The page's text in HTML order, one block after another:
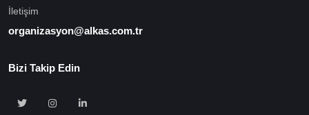
İletişim
organizasyon@alkas.com.tr
Bizi Takip Edin